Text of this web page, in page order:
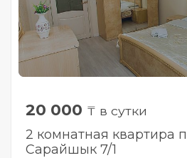
20 000 ₸ в сутки
2 комнатная квартира
Сарайшык 7/1